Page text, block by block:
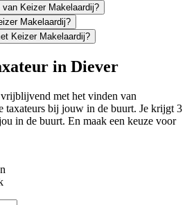
Keizer Makelaardij?
Makelaardij?
Keizer Makelaardij?
in Diever
met het vinden van
taxateurs bij jouw in de buurt. Je krijgt 3
in de buurt. En maak een keuze voor